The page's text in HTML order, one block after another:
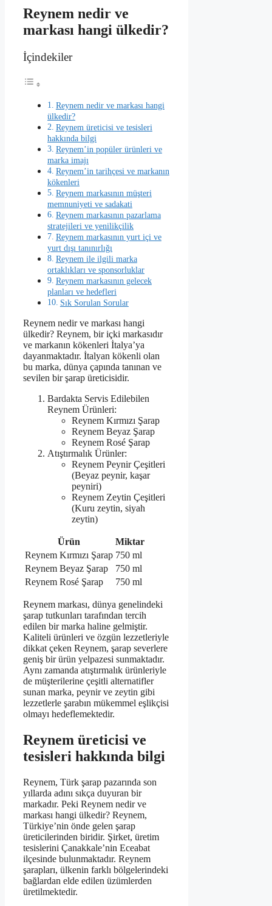
Reynem nedir ve
markası hangi ülkedir?
İçindekiler
Reynem nedir ve markası hangi
ülkedir?
Reynem üreticisi ve tesisleri
hakkında bilgi
Reynem’in popüler ürünleri ve
marka imajı
Reynem’in tarihçesi ve markanın
kökenleri
Reynem markasının müşteri
memnuniyeti ve sadakati
Reynem markasının pazarlama
stratejileri ve yenilikçilik
Reynem markasının yurt içi ve
yurt dışı tanınırlığı
Reynem ile ilgili marka
ortaklıkları ve sponsorluklar
Reynem markasının gelecek
planları ve hedefleri
Sık Sorulan Sorular
Reynem nedir ve markası hangi
ülkedir? Reynem, bir içki markasıdır
ve markanın kökenleri İtalya’ya
dayanmaktadır. İtalyan kökenli olan
bu marka, dünya çapında tanınan ve
sevilen bir şarap üreticisidir.
Bardakta Servis Edilebilen
Reynem Ürünleri:
Reynem Kırmızı Şarap
Reynem Beyaz Şarap
Reynem Rosé Şarap
Atıştırmalık Ürünler:
Reynem Peynir Çeşitleri
(Beyaz peynir, kaşar
peyniri)
Reynem Zeytin Çeşitleri
(Kuru zeytin, siyah
zeytin)
Ürün
Miktar
Reynem Kırmızı Şarap 750 ml
Reynem Beyaz Şarap
750 ml
Reynem Rosé Şarap
750 ml
Reynem markası, dünya genelindeki
şarap tutkunları tarafından tercih
edilen bir marka haline gelmiştir.
Kaliteli ürünleri ve özgün lezzetleriyle
dikkat çeken Reynem, şarap severlere
geniş bir ürün yelpazesi sunmaktadır.
Aynı zamanda atıştırmalık ürünleriyle
de müşterilerine çeşitli alternatifler
sunan marka, peynir ve zeytin gibi
lezzetlerle şarabın mükemmel eşlikçisi
olmayı hedeflemektedir.
Reynem üreticisi ve
tesisleri hakkında bilgi
Reynem, Türk şarap pazarında son
yıllarda adını sıkça duyuran bir
markadır. Peki Reynem nedir ve
markası hangi ülkedir? Reynem,
Türkiye’nin önde gelen şarap
üreticilerinden biridir. Şirket, üretim
tesislerini Çanakkale’nin Eceabat
ilçesinde bulunmaktadır. Reynem
şarapları, ülkenin farklı bölgelerindeki
bağlardan elde edilen üzümlerden
üretilmektedir.